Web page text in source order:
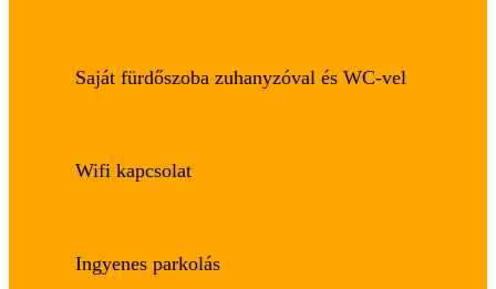
Saját fürdőszoba zuhanyzóval és WC-vel
Wifi kapcsolat
Ingyenes parkolás